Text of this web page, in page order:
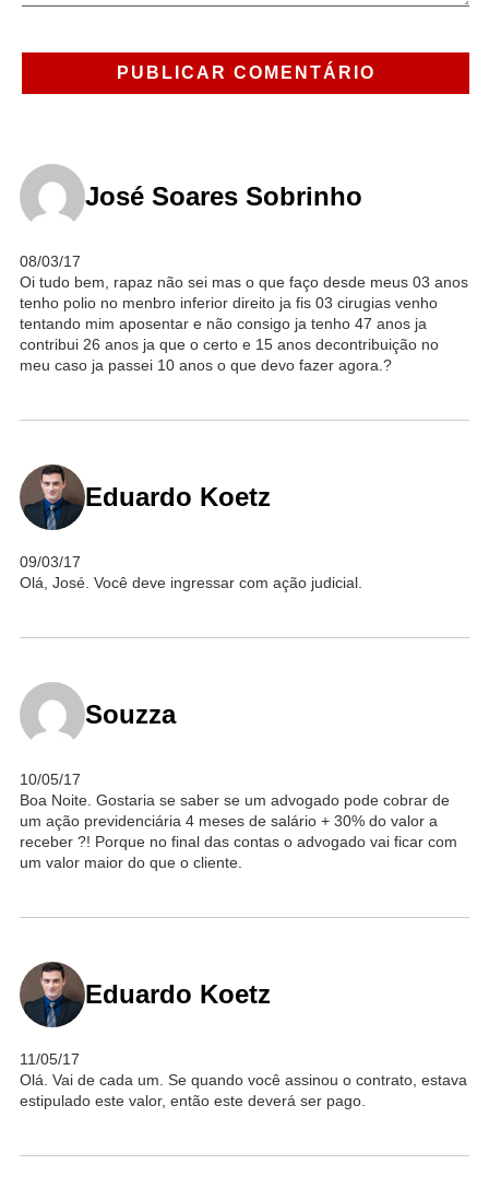
José Soares Sobrinho
08/03/17
Oi tudo bem, rapaz não sei mas o que faço desde meus 03 anos
tenho polio no menbro inferior direito ja fis 03 cirugias venho
tentando mim aposentar e não consigo ja tenho 47 anos ja
contribui 26 anos ja que o certo e 15 anos decontribuição no
meu caso ja passei 10 anos o que devo fazer agora.?
Eduardo Koetz
09/03/17
Olá, José. Você deve ingressar com ação judicial.
Souzza
10/05/17
Boa Noite. Gostaria se saber se um advogado pode cobrar de
um ação previdenciária 4 meses de salário + 30% do valor a
receber ?! Porque no final das contas o advogado vai ficar com
um valor maior do que o cliente.
Eduardo Koetz
11/05/17
Olá. Vai de cada um. Se quando você assinou o contrato, estava
estipulado este valor, então este deverá ser pago.